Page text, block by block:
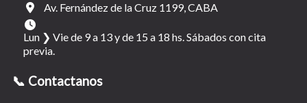
Av. Fernández de la Cruz 1199, CABA
Lun ❯ Vie de 9 a 13 y de 15 a 18 hs. Sábados con cita
previa.
📞 Contactanos